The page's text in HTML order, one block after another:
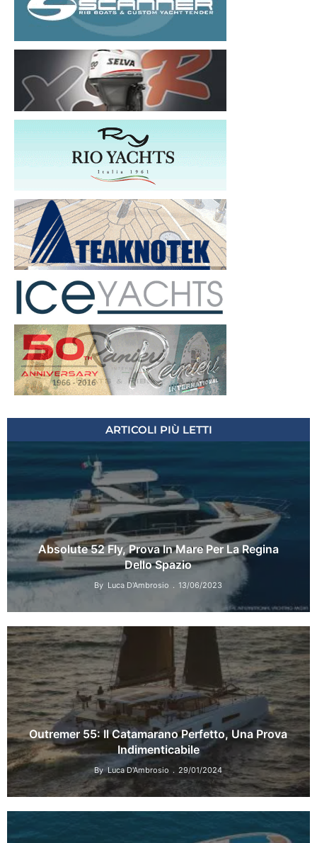
ARTICOLI PIÙ LETTI
Absolute 52 Fly, Prova In Mare Per La Regina
Dello Spazio
By Luca D'Ambrosio 13/06/2023
Outremer 55: Il Catamarano Perfetto, Una Prova
Indimenticabile
By Luca D'Ambrosio 29/01/2024